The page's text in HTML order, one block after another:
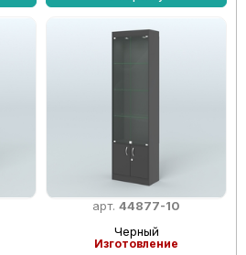
арт. 44877-10
Черный
Изготовление